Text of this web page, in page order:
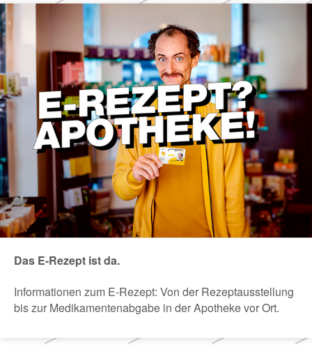
Das E-Rezept ist da.
Informationen zum E-Rezept: Von der Rezeptausstellung
bis zur Medikamentenabgabe in der Apotheke vor Ort.